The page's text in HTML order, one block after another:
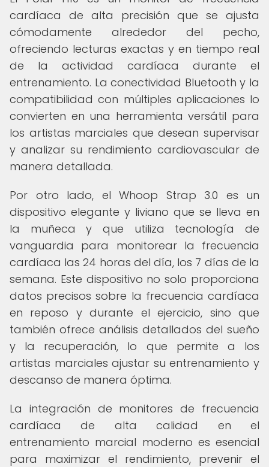
cardíaca de alta precisión que se ajusta
cómodamente alrededor del pecho,
ofreciendo lecturas exactas y en tiempo real
de la actividad cardíaca durante el
entrenamiento. La conectividad Bluetooth y la
compatibilidad con múltiples aplicaciones lo
convierten en una herramienta versátil para
los artistas marciales que desean supervisar
y analizar su rendimiento cardiovascular de
manera detallada.
Por otro lado, el Whoop Strap 3.0 es un
dispositivo elegante y liviano que se lleva en
la muñeca y que utiliza tecnología de
vanguardia para monitorear la frecuencia
cardíaca las 24 horas del día, los 7 días de la
semana. Este dispositivo no solo proporciona
datos precisos sobre la frecuencia cardíaca
en reposo y durante el ejercicio, sino que
también ofrece análisis detallados del sueño
y la recuperación, lo que permite a los
artistas marciales ajustar su entrenamiento y
descanso de manera óptima.
La integración de monitores de frecuencia
cardíaca de alta calidad en el
entrenamiento marcial moderno es esencial
para maximizar el rendimiento, prevenir el